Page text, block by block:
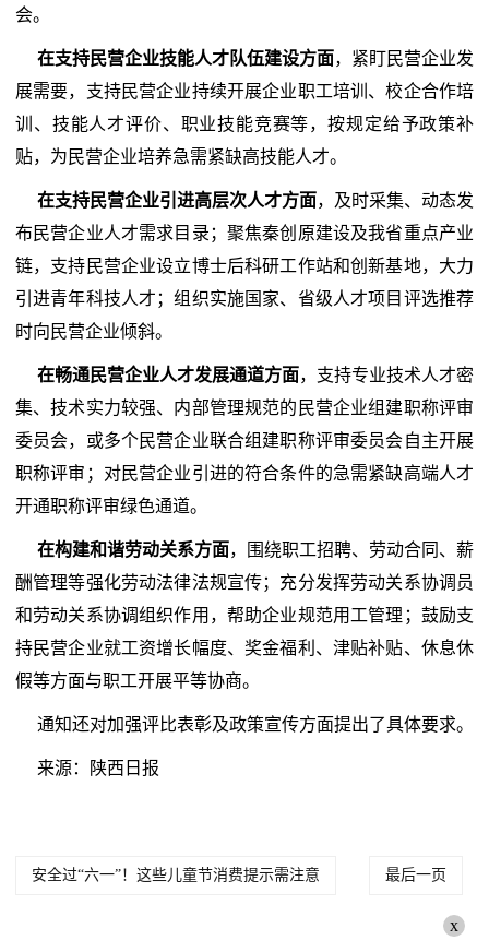
会。
在支持民营企业技能人才队伍建设方面，紧盯民营企业发
展需要，支持民营企业持续开展企业职工培训、校企合作培
训、技能人才评价、职业技能竞赛等，按规定给予政策补
贴，为民营企业培养急需紧缺高技能人才。
在支持民营企业引进高层次人才方面，及时采集、动态发
布民营企业人才需求目录；聚焦秦创原建设及我省重点产业
链，支持民营企业设立博士后科研工作站和创新基地，大力
引进青年科技人才；组织实施国家、省级人才项目评选推荐
时向民营企业倾斜。
在畅通民营企业人才发展通道方面，支持专业技术人才密
集、技术实力较强、内部管理规范的民营企业组建职称评审
委员会，或多个民营企业联合组建职称评审委员会自主开展
职称评审；对民营企业引进的符合条件的急需紧缺高端人才
开通职称评审绿色通道。
在构建和谐劳动关系方面，围绕职工招聘、劳动合同、薪
酬管理等强化劳动法律法规宣传；充分发挥劳动关系协调员
和劳动关系协调组织作用，帮助企业规范用工管理；鼓励支
持民营企业就工资增长幅度、奖金福利、津贴补贴、休息休
假等方面与职工开展平等协商。
通知还对加强评比表彰及政策宣传方面提出了具体要求。
来源：陕西日报
安全过“六一”！这些儿童节消费提示需注意 最后一页
x